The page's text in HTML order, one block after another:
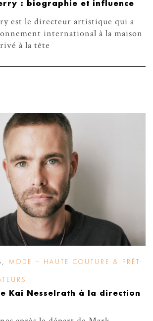
: biographie et influence
est le directeur artistique qui a
international à la maison
à la tête
, MODE – HAUTE COUTURE & PRÊT-
Kai Nesselrath à la direction